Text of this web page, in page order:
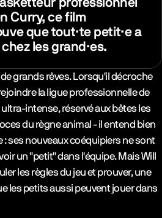
Curry, ce film
que tout·te petit·e a
les grand·es.
grands rêves. Lorsqu'il décroche
la ligue professionnelle de
intense, réservé aux bêtes les
du règne animal - il entend bien
: ses nouveaux coéquipiers ne sont
un "petit" dans l'équipe. Mais Will
les règles du jeu et prouver, une
les petits aussi peuvent jouer dans